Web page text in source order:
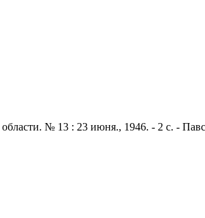
№ 13 : 23 июня., 1946. - 2 с. -